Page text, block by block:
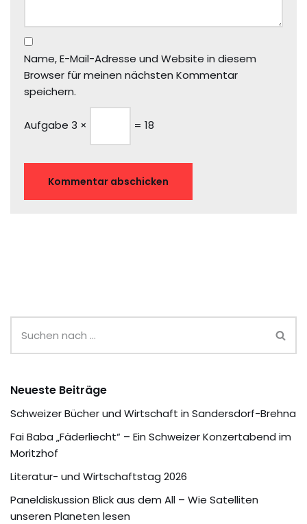
Name, E-Mail-Adresse und Website in diesem
Browser für meinen nächsten Kommentar
speichern.
Aufgabe 3 × = 18
Neueste Beiträge
Schweizer Bücher und Wirtschaft in Sandersdorf-Brehna
Fai Baba „Fäderliecht“ – Ein Schweizer Konzertabend im
Moritzhof
Literatur- und Wirtschaftstag 2026
Paneldiskussion Blick aus dem All – Wie Satelliten
unseren Planeten lesen